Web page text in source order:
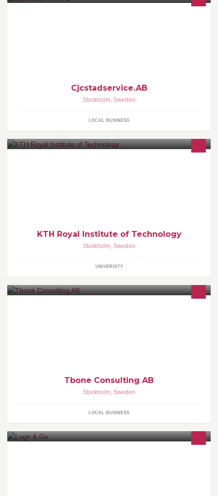
Cjcstadservice.AB
Stockholm, Sweden
LOCAL BUSINESS
KTH Royal Institute of Technology
Stockholm, Sweden
UNIVERSITY
Tbone Consulting AB
Stockholm, Sweden
LOCAL BUSINESS